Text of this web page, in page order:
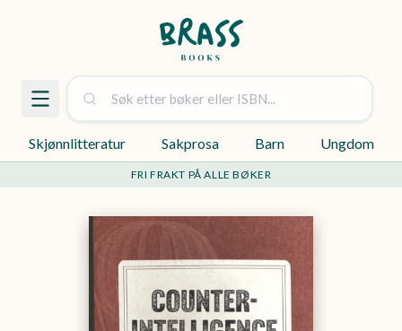
Skjønnlitteratur Sakprosa Barn Ungdom
FRI FRAKT PÅ ALLE BØKER